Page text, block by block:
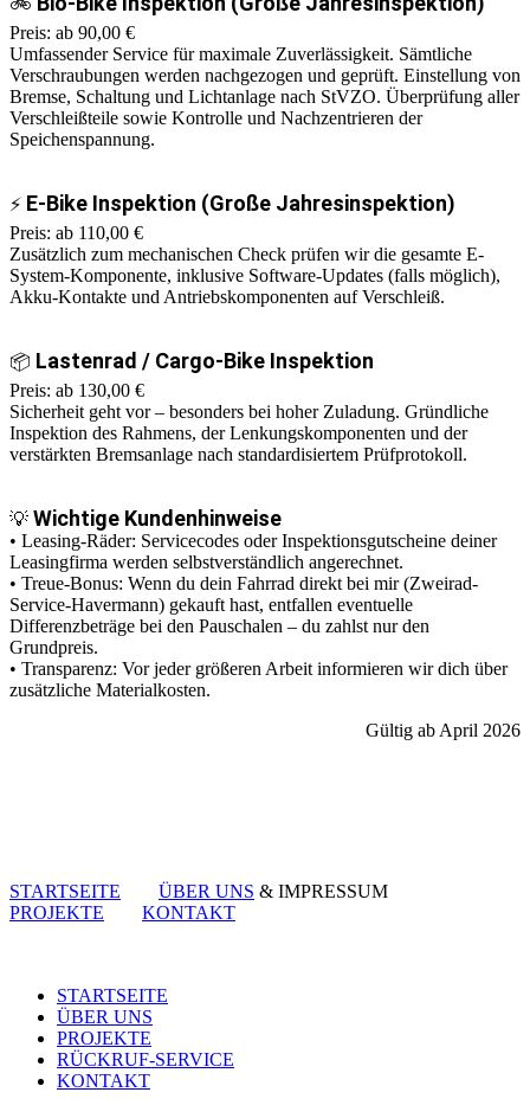
🚲
Preis: ab 90,00 €
Umfassender Service für maximale Zuverlässigkeit. Sämtliche
Verschraubungen werden nachgezogen und geprüft. Einstellung von
Bremse, Schaltung und Lichtanlage nach StVZO. Überprüfung aller
Verschleißteile sowie Kontrolle und Nachzentrieren der
Speichenspannung.
⚡ E-Bike Inspektion (Große Jahresinspektion)
Preis: ab 110,00 €
Zusätzlich zum mechanischen Check prüfen wir die gesamte E-
System-Komponente, inklusive Software-Updates (falls möglich),
Akku-Kontakte und Antriebskomponenten auf Verschleiß.
📦 Lastenrad / Cargo-Bike Inspektion
Preis: ab 130,00 €
Sicherheit geht vor – besonders bei hoher Zuladung. Gründliche
Inspektion des Rahmens, der Lenkungskomponenten und der
verstärkten Bremsanlage nach standardisiertem Prüfprotokoll.
💡 Wichtige Kundenhinweise
• Leasing-Räder: Servicecodes oder Inspektionsgutscheine deiner
Leasingfirma werden selbstverständlich angerechnet.
• Treue-Bonus: Wenn du dein Fahrrad direkt bei mir (Zweirad-
Service-Havermann) gekauft hast, entfallen eventuelle
Differenzbeträge bei den Pauschalen – du zahlst nur den
Grundpreis.
• Transparenz: Vor jeder größeren Arbeit informieren wir dich über
zusätzliche Materialkosten.
Gültig ab April 2026
STARTSEITE ÜBER UNS & IMPRESSUM
PROJEKTE
KONTAKT
STARTSEITE
ÜBER UNS
PROJEKTE
RÜCKRUF-SERVICE
KONTAKT